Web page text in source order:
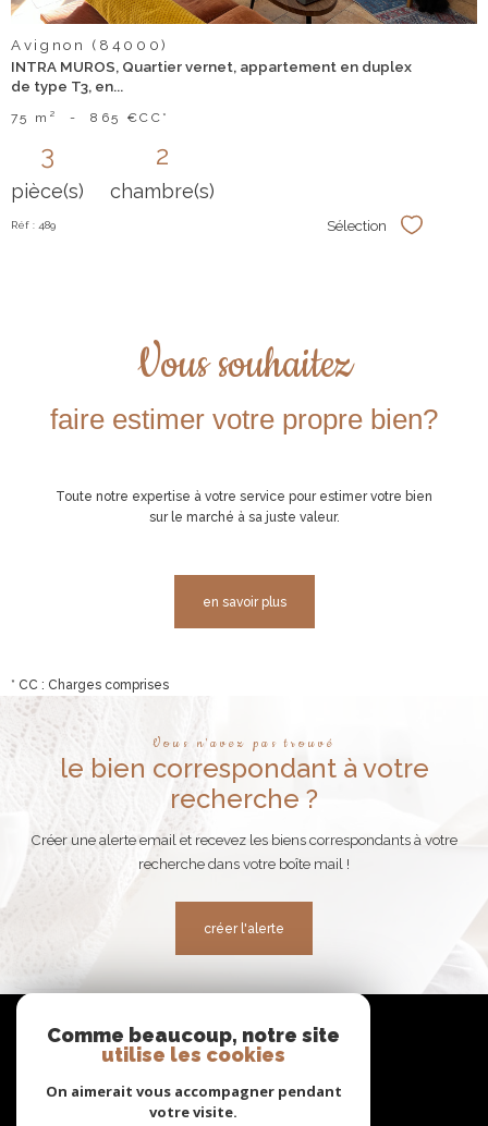
Avignon (84000)
INTRA MUROS, Quartier vernet, appartement en duplex
de type T3, en...
75 m² - 865 €CC*
3
pièce(s)
2
chambre(s)
Réf : 489 Sélection Sélectionner
Vous souhaitez
faire estimer votre propre bien?
Toute notre expertise à votre service pour estimer votre bien
sur le marché à sa juste valeur.
en savoir plus
* CC : Charges comprises
Vous n'avez pas trouvé
le bien correspondant à votre
recherche ?
Créer une alerte email et recevez les biens correspondants à votre
recherche dans votre boîte mail !
créer l'alerte
connecter
espace propriétaire
Comme beaucoup, notre site
utilise les cookies
On aimerait vous accompagner pendant
votre visite.